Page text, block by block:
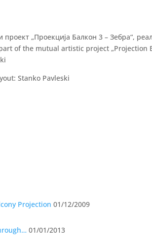
„Проекција Балкон 3 – Зебра“,
of the mutual artistic project „Projection
Stanko Pavleski
Projection 01/12/2009
01/01/2013